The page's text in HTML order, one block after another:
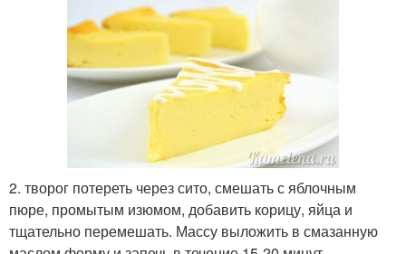
2. творог потереть через сито, смешать с яблочным
пюре, промытым изюмом, добавить корицу, яйца и
тщательно перемешать. Массу выложить в смазанную